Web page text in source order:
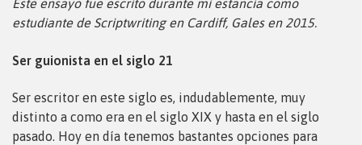
Este ensayo fue escrito durante mi estancia como
estudiante de Scriptwriting en Cardiff, Gales en 2015.
Ser guionista en el siglo 21
Ser escritor en este siglo es, indudablemente, muy
distinto a como era en el siglo XIX y hasta en el siglo
pasado. Hoy en día tenemos bastantes opciones para